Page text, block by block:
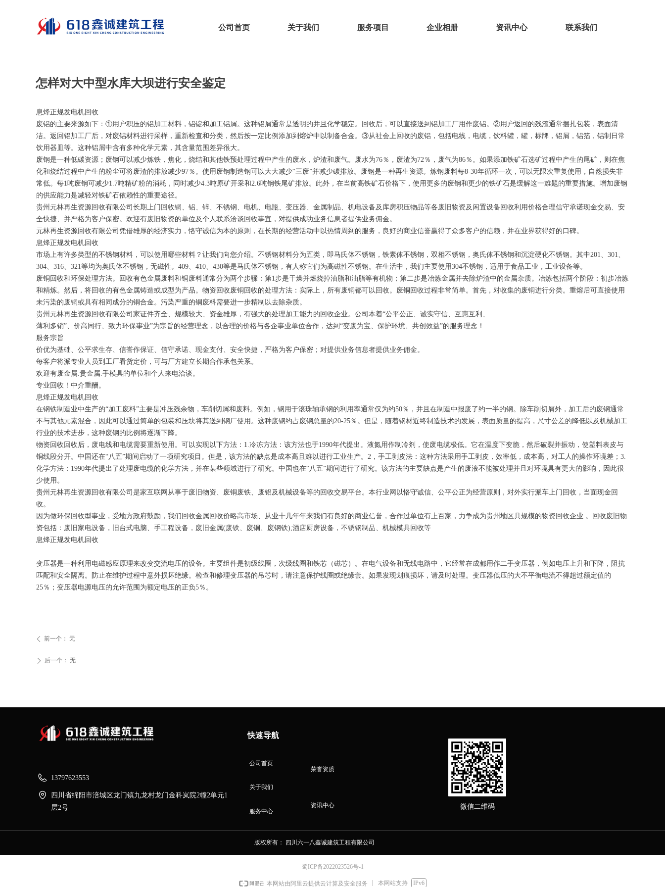
公司首页 关于我们 服务项目 企业相册 资讯中心 联系我们
怎样对大中型水库大坝进行安全鉴定
息烽正规发电机回收
废铝的主要来源如下：①用户积压的铝加工材料，铝锭和加工铝屑。这种铝屑通常是透明的并且化学稳定。回收后，可以直接送到铝加工厂用作废铝。②用户返回的残渣通常捆扎包装，表面清
洁。返回铝加工厂后，对废铝材料进行采样，重新检查和分类，然后按一定比例添加到熔炉中以制备合金。③从社会上回收的废铝，包括电线，电缆，饮料罐，罐，标牌，铝屑，铝箔，铝制日常
饮用器皿等。这种铝屑中含有多种化学元素，其含量范围差异很大。
废钢是一种低碳资源；废钢可以减少炼铁，焦化，烧结和其他铁预处理过程中产生的废水，炉渣和废气。废水为76％，废渣为72％，废气为86％。如果添加铁矿石选矿过程中产生的尾矿，则在焦
化和烧结过程中产生的粉尘可将废渣的排放减少97％。使用废钢制造钢可以大大减少“三废”并减少碳排放。废钢是一种再生资源。炼钢废料每8-30年循环一次，可以无限次重复使用，自然损失非
常低。每1吨废钢可减少1.7吨精矿粉的消耗，同时减少4.3吨原矿开采和2.6吨钢铁尾矿排放。此外，在当前高铁矿石价格下，使用更多的废钢和更少的铁矿石是缓解这一难题的重要措施。增加废钢
的供应能力是减轻对铁矿石依赖性的重要途径。
贵州元林再生资源回收有限公司长期上门回收铜、铝、锌、不锈钢、电机、电瓶、变压器、金属制品、机电设备及库房积压物品等各废旧物资及闲置设备回收利用价格合理信守承诺现金交易、安
全快捷、并严格为客户保密。欢迎有废旧物资的单位及个人联系洽谈回收事宜，对提供成功业务信息者提供业务佣金。
元林再生资源回收有限公司凭借雄厚的经济实力，恪守诚信为本的原则，在长期的经营活动中以热情周到的服务，良好的商业信誉赢得了众多客户的信赖，并在业界获得好的口碑。
息烽正规发电机回收
市场上有许多类型的不锈钢材料，可以使用哪些材料？让我们向您介绍。不锈钢材料分为五类，即马氏体不锈钢，铁素体不锈钢，双相不锈钢，奥氏体不锈钢和沉淀硬化不锈钢。其中201、301、
304、316、321等均为奥氏体不锈钢，无磁性。409、410、430等是马氏体不锈钢，有人称它们为高磁性不锈钢。在生活中，我们主要使用304不锈钢，适用于食品工业，工业设备等。
废铜回收和环保处理方法。回收有色金属废料和铜废料通常分为两个步骤：第1步是干燥并燃烧掉油脂和油脂等有机物；第二步是冶炼金属并去除炉渣中的金属杂质。冶炼包括两个阶段：初步冶炼
和精炼。然后，将回收的有色金属铸造或成型为产品。物资回收废铜回收的处理方法：实际上，所有废铜都可以回收。废铜回收过程非常简单。首先，对收集的废铜进行分类。重熔后可直接使用
未污染的废铜或具有相同成分的铜合金。污染严重的铜废料需要进一步精制以去除杂质。
贵州元林再生资源回收有限公司家证件齐全、规模较大、资金雄厚，有强大的处理加工能力的回收企业。公司本着“公平公正、诚实守信、互惠互利、
薄利多销”、价高同行、致力环保事业”为宗旨的经营理念，以合理的价格与各企事业单位合作，达到“变废为宝、保护环境、共创效益”的服务理念！
服务宗旨
价优为基础、公平求生存、信誉作保证、信守承诺、现金支付、安全快捷，严格为客户保密；对提供业务信息者提供业务佣金。
每客户将派专业人员到工厂看货定价，可与厂方建立长期合作承包关系。
欢迎有废金属.贵金属.手模具的单位和个人来电洽谈。
专业回收！中介重酬。
息烽正规发电机回收
在钢铁制造业中生产的“加工废料”主要是冲压残余物，车削切屑和废料。例如，钢用于滚珠轴承钢的利用率通常仅为约50％，并且在制造中报废了约一半的钢。除车削切屑外，加工后的废钢通常
不与其他元素混合，因此可以通过简单的包装和压块将其送到钢厂使用。这种废钢约占废钢总量的20-25％。但是，随着钢材近终制造技术的发展，表面质量的提高，尺寸公差的降低以及机械加工
行业的技术进步，这种废钢的比例将逐渐下降。
物资回收回收后，废电线和电缆需要重新使用。可以实现以下方法：1.冷冻方法：该方法也于1990年代提出。液氮用作制冷剂，使废电缆极低。它在温度下变脆，然后破裂并振动，使塑料表皮与
铜线段分开。中国还在“八五”期间启动了一项研究项目。但是，该方法的缺点是成本高且难以进行工业生产。2，手工剥皮法：这种方法采用手工剥皮，效率低，成本高，对工人的操作环境差；3.
化学方法：1990年代提出了处理废电缆的化学方法，并在某些领域进行了研究。中国也在“八五”期间进行了研究。该方法的主要缺点是产生的废液不能被处理并且对环境具有更大的影响，因此很
少使用。
贵州元林再生资源回收有限公司是家互联网从事于废旧物资、废铜废铁、废铝及机械设备等的回收交易平台。本行业网以恪守诚信、公平公正为经营原则，对外实行派车上门回收，当面现金回
收。
因为做环保回收型事业，受地方政府鼓励，我们回收金属回收价略高市场、从业十几年年来我们有良好的商业信誉，合作过单位有上百家，力争成为贵州地区具规模的物资回收企业 。回收废旧物
资包括：废旧家电设备，旧台式电脑、手工程设备，废旧金属(废铁、废铜、废钢铁);酒店厨房设备，不锈钢制品、机械模具回收等
息烽正规发电机回收
变压器是一种利用电磁感应原理来改变交流电压的设备。主要组件是初级线圈，次级线圈和铁芯（磁芯）。在电气设备和无线电路中，它经常在成都用作二手变压器，例如电压上升和下降，阻抗
匹配和安全隔离。防止在维护过程中意外损坏绝缘。检查和修理变压器的吊芯时，请注意保护线圈或绝缘套。如果发现划痕损坏，请及时处理。变压器低压的大不平衡电流不得超过额定值的
25％；变压器电源电压的允许范围为额定电压的正负5％。
ꄴ 前一个： 无
ꄲ 后一个： 无
13797623553
四川省绵阳市涪城区龙门镇九龙村龙门金科岚院2幢2单元1
层2号
快速导航
公司首页
关于我们
服务中心
荣誉资质
资讯中心 微信二维码
版权所有： 四川六一八鑫诚建筑工程有限公司
蜀ICP备2022023526号-1
本网站由阿里云提供云计算及安全服务 本网站支持 IPv6